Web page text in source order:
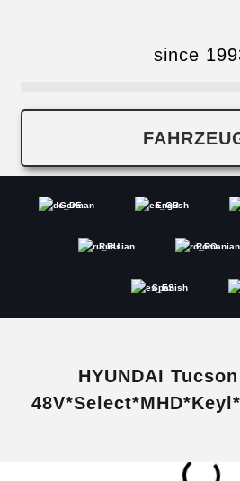
since
German English
Russian Romanian
Spanish
HYUNDAI